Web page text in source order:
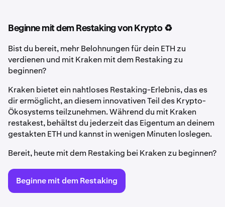
Beginne mit dem Restaking von Krypto ♻️
Bist du bereit, mehr Belohnungen für dein ETH zu
verdienen und mit Kraken mit dem Restaking zu
beginnen?
Kraken bietet ein nahtloses Restaking-Erlebnis, das es
dir ermöglicht, an diesem innovativen Teil des Krypto-
Ökosystems teilzunehmen. Während du mit Kraken
restakest, behältst du jederzeit das Eigentum an deinem
gestakten ETH und kannst in wenigen Minuten loslegen.
Bereit, heute mit dem Restaking bei Kraken zu beginnen?
Beginne mit dem Restaking